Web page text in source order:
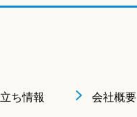
ち情報 会社概要